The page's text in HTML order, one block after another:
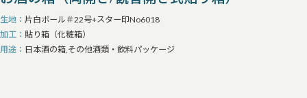
生地
片白ボール＃22号+スター印No6018
加工
貼り箱（化粧箱）
用途
日本酒の箱,その他酒類・飲料パッケージ